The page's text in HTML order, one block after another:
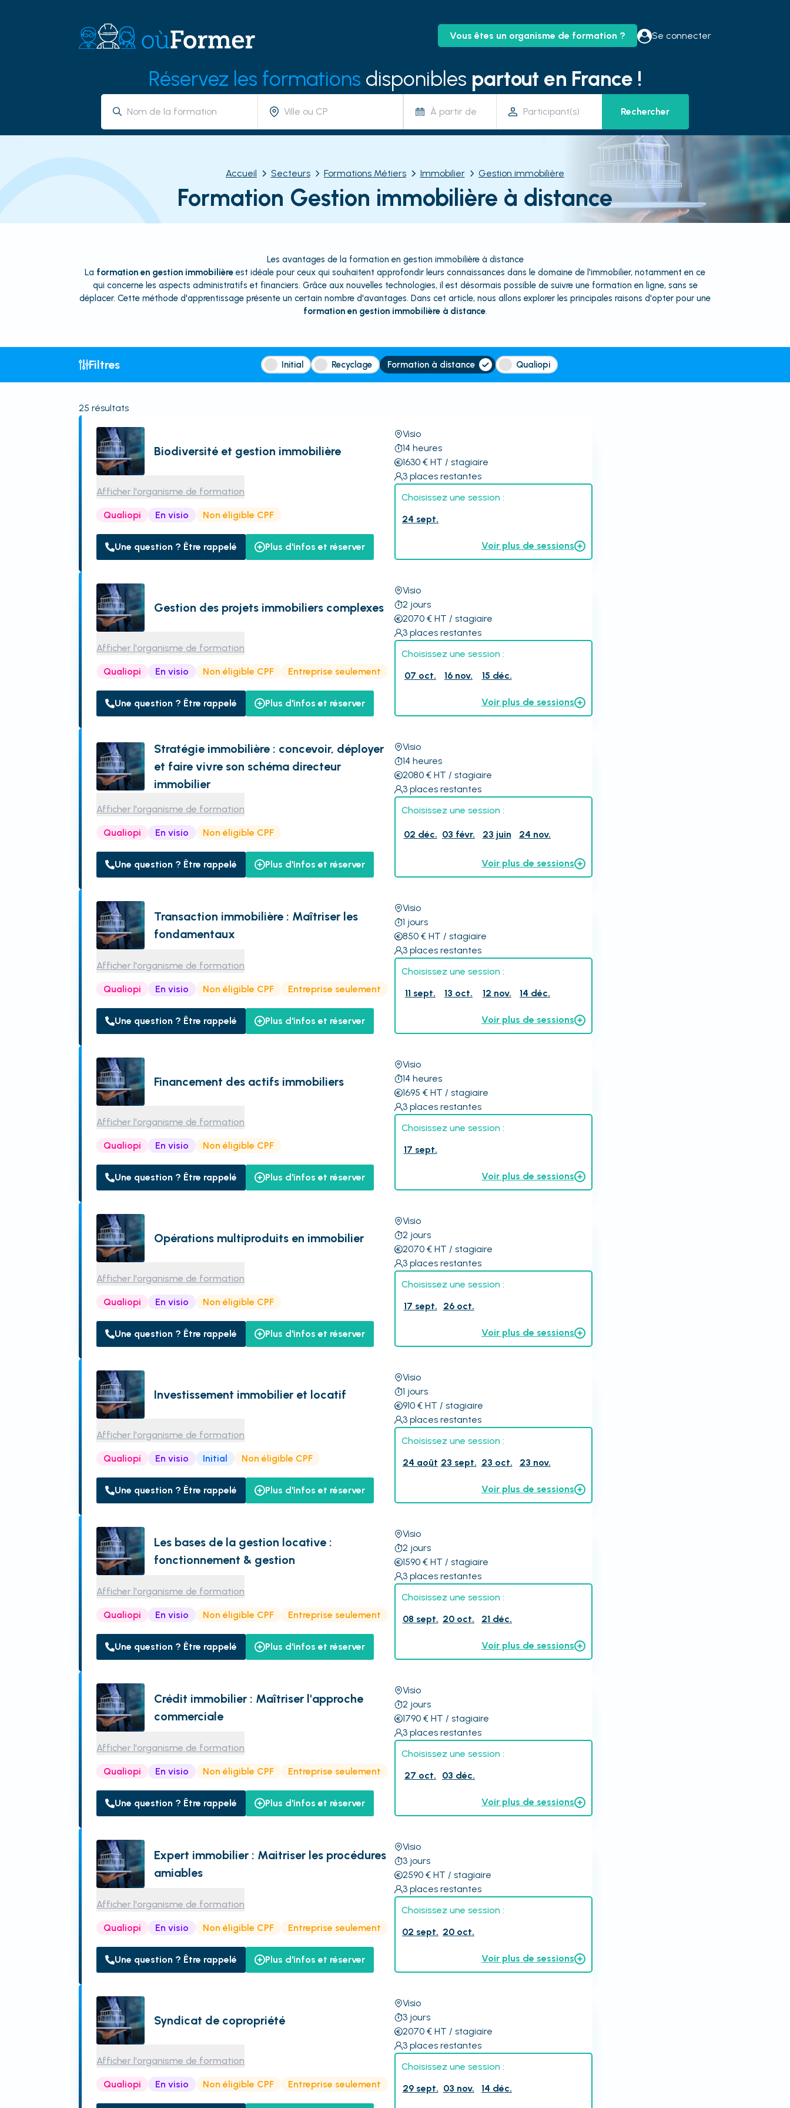
Vous êtes un organisme de formation ? Se connecter
Réservez les formations disponibles partout en France !
À partir de Rechercher
Accueil Secteurs Formations Métiers Immobilier Gestion immobilière
Formation Gestion immobilière à distance
Les avantages de la formation en gestion immobilière à distance
La formation en gestion immobilière est idéale pour ceux qui souhaitent approfondir leurs connaissances dans le domaine de l'immobilier, notamment en ce
qui concerne les aspects administratifs et financiers. Grâce aux nouvelles technologies, il est désormais possible de suivre une formation en ligne, sans se
déplacer. Cette méthode d'apprentissage présente un certain nombre d'avantages. Dans cet article, nous allons explorer les principales raisons d'opter pour une
formation en gestion immobilière à distance.
Filtres Initial Recyclage Formation à distance Qualiopi
25 résultats
Biodiversité et gestion immobilière
Afficher l'organisme de formation
Qualiopi En visio Non éligible CPF
Une question ? Être rappelé Plus d'infos et réserver
Visio
14 heures
1630€ HT / stagiaire
3 places restantes
Choisissez une session :
24 sept.
Voir plus de sessions
Gestion des projets immobiliers complexes
Afficher l'organisme de formation
Qualiopi En visio Non éligible CPF Entreprise seulement
Une question ? Être rappelé Plus d'infos et réserver
Visio
2 jours
2070€ HT / stagiaire
3 places restantes
Choisissez une session :
07 oct.
16 nov. 15 déc.
Voir plus de sessions
Stratégie immobilière : concevoir, déployer
et faire vivre son schéma directeur
immobilier
Afficher l'organisme de formation
Qualiopi En visio Non éligible CPF
Une question ? Être rappelé Plus d'infos et réserver
Visio
14 heures
2080€ HT / stagiaire
3 places restantes
Choisissez une session :
02 déc. 03 févr. 23 juin 24 nov.
Voir plus de sessions
Transaction immobilière : Maîtriser les
fondamentaux
Afficher l'organisme de formation
Qualiopi En visio Non éligible CPF Entreprise seulement
Une question ? Être rappelé Plus d'infos et réserver
Visio
1 jours
850€ HT / stagiaire
3 places restantes
Choisissez une session :
11 sept.
13 oct. 12 nov. 14 déc.
Voir plus de sessions
Financement des actifs immobiliers
Afficher l'organisme de formation
Qualiopi En visio Non éligible CPF
Une question ? Être rappelé Plus d'infos et réserver
Visio
14 heures
1695 € HT / stagiaire
3 places restantes
Choisissez une session :
17 sept.
Voir plus de sessions
Opérations multiproduits en immobilier
Afficher l'organisme de formation
Qualiopi En visio Non éligible CPF
Une question ? Être rappelé Plus d'infos et réserver
Visio
2 jours
2070€ HT / stagiaire
3 places restantes
Choisissez une session :
17 sept.
26 oct.
Voir plus de sessions
Investissement immobilier et locatif
Afficher l'organisme de formation
Qualiopi En visio Initial Non éligible CPF
Une question ? Être rappelé Plus d'infos et réserver
Visio
1 jours
910€ HT / stagiaire
3 places restantes
Choisissez une session :
24 août 23 sept. 23 oct. 23 nov.
Voir plus de sessions
Les bases de la gestion locative :
fonctionnement & gestion
Afficher l'organisme de formation
Qualiopi En visio Non éligible CPF Entreprise seulement
Une question ? Être rappelé Plus d'infos et réserver
Visio
2 jours
1590€ HT / stagiaire
3 places restantes
Choisissez une session :
08 sept. 20 oct. 21 déc.
Voir plus de sessions
Crédit immobilier : Maîtriser l'approche
commerciale
Afficher l'organisme de formation
Qualiopi En visio Non éligible CPF Entreprise seulement
Une question ? Être rappelé Plus d'infos et réserver
Visio
2 jours
1790€ HT / stagiaire
3 places restantes
Choisissez une session :
27 oct.
03 déc.
Voir plus de sessions
Expert immobilier : Maitriser les procédures
amiables
Afficher l'organisme de formation
Qualiopi En visio Non éligible CPF Entreprise seulement
Une question ? Être rappelé Plus d'infos et réserver
Visio
3 jours
2590€ HT / stagiaire
3 places restantes
Choisissez une session :
02 sept. 20 oct.
Voir plus de sessions
Syndicat de copropriété
Afficher l'organisme de formation
Qualiopi En visio Non éligible CPF Entreprise seulement
Visio
3 jours
2070€ HT / stagiaire
3 places restantes
Choisissez une session :
29 sept. 03 nov. 14 déc.